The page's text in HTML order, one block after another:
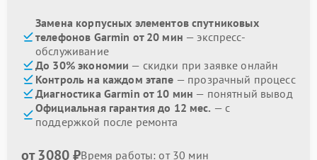
Замена корпусных элементов спутниковых
телефонов Garmin от 20 мин — экспресс-
обслуживание
До 30% экономии — скидки при заявке онлайн
Контроль на каждом этапе — прозрачный процесс
Диагностика Garmin от 10 мин — понятный вывод
Официальная гарантия до 12 мес. — с
поддержкой после ремонта
от 3080 ₽Время работы: от 30 мин